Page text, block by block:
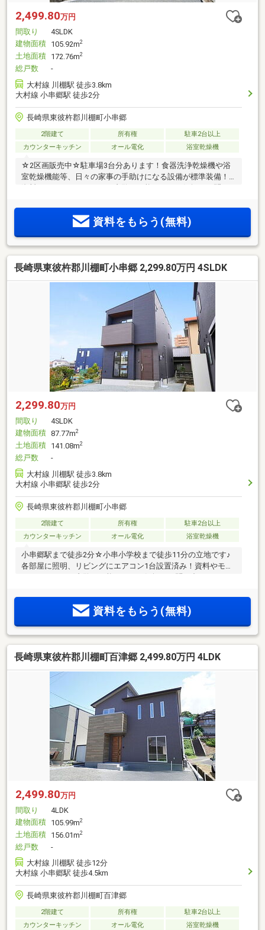
2,499.80万円
間取り
4SLDK
建物面積 105.92m2
土地面積 172.76m2
総戸数
-
大村線 川棚駅 徒歩3.8km
大村線 小串郷駅 徒歩2分
長崎県東彼杵郡川棚町小串郷
2階建て 所有権
駐車2台以上
カウンターキッチン
オール電化 浴室乾燥機
☆2区画販売中☆駐車場3台分あります！食器洗浄乾燥機や浴
室乾燥機能等、日々の家事の手助けになる設備が標準装備！
資料をもらう(無料)
長崎県東彼杵郡川棚町小串郷 2,299.80万円 4SLDK
2,299.80万円
間取り
4SLDK
建物面積 87.77m2
土地面積 141.08m2
総戸数
-
大村線 川棚駅 徒歩3.8km
大村線 小串郷駅 徒歩2分
長崎県東彼杵郡川棚町小串郷
2階建て 所有権
駐車2台以上
カウンターキッチン
オール電化 浴室乾燥機
小串郷駅まで徒歩2分☆小串小学校まで徒歩11分の立地です♪
各部屋に照明、リビングにエアコン1台設置済み！資料やモデ
ルハウスでのご内覧が可能です！お気軽にお問い合わせくだ
資料をもらう(無料)
長崎県東彼杵郡川棚町百津郷 2,499.80万円 4LDK
2,499.80万円
間取り
4LDK
建物面積 105.99m2
土地面積 156.01m2
総戸数
-
大村線 川棚駅 徒歩12分
大村線 小串郷駅 徒歩4.5km
長崎県東彼杵郡川棚町百津郷
2階建て 所有権
駐車2台以上
カウンターキッチン
オール電化 浴室乾燥機